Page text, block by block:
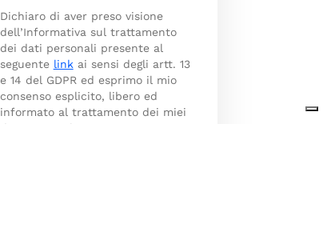
Dichiaro di aver preso visione
dell’Informativa sul trattamento
dei dati personali presente al
seguente linkai sensi degli artt. 13
e 14 del GDPR ed esprimo il mio
consenso esplicito, libero ed
informato al trattamento dei miei
dati personali.